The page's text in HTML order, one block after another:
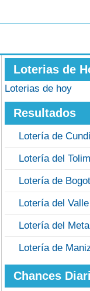
Loterias de
Loterias de hoy
Resultados
Lotería de
Lotería del
Lotería de
Lotería del
Lotería del
Lotería de
Chances